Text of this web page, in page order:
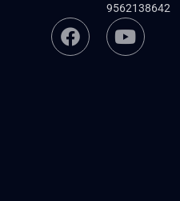
9562138642